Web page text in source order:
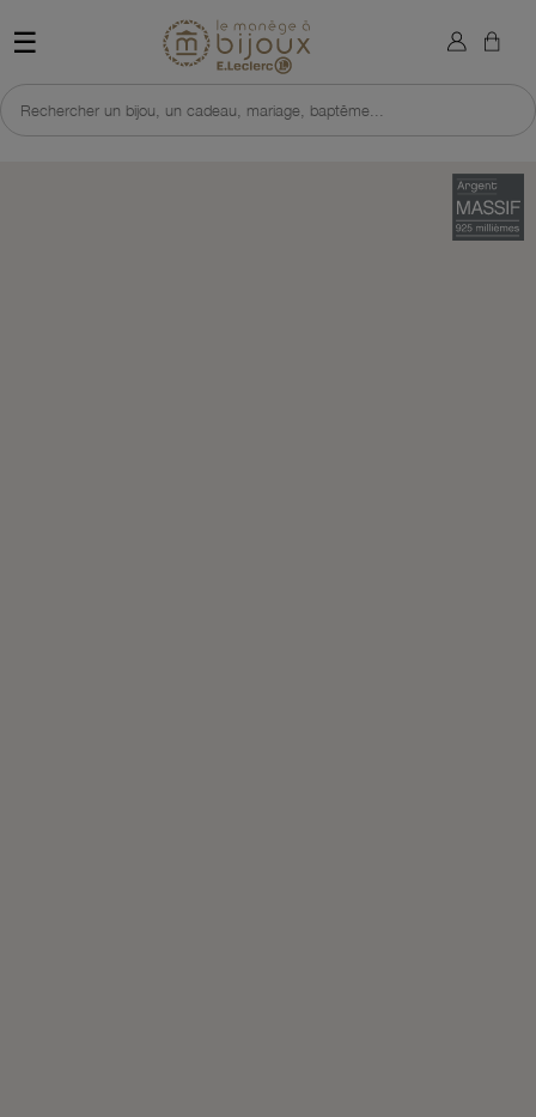
☰ Retour à l'accueil du site
Rechercher un bijou, un cadeau, mariage, baptême...
×